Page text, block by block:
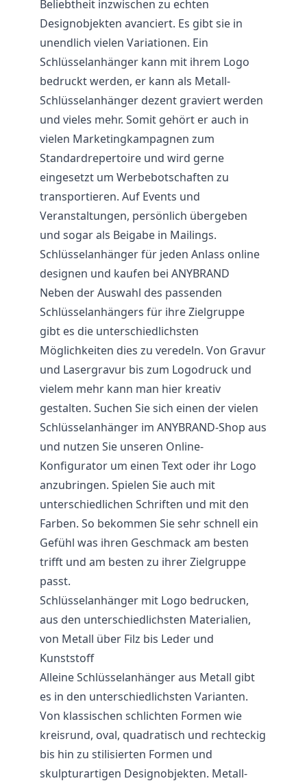
Beliebtheit inzwischen zu echten
Designobjekten avanciert. Es gibt sie in
unendlich vielen Variationen. Ein
Schlüsselanhänger kann mit ihrem Logo
bedruckt werden, er kann als Metall-
Schlüsselanhänger dezent graviert werden
und vieles mehr. Somit gehört er auch in
vielen Marketingkampagnen zum
Standardrepertoire und wird gerne
eingesetzt um Werbebotschaften zu
transportieren. Auf Events und
Veranstaltungen, persönlich übergeben
und sogar als Beigabe in Mailings.
Schlüsselanhänger für jeden Anlass online
designen und kaufen bei ANYBRAND
Neben der Auswahl des passenden
Schlüsselanhängers für ihre Zielgruppe
gibt es die unterschiedlichsten
Möglichkeiten dies zu veredeln. Von Gravur
und Lasergravur bis zum Logodruck und
vielem mehr kann man hier kreativ
gestalten. Suchen Sie sich einen der vielen
Schlüsselanhänger im ANYBRAND-Shop aus
und nutzen Sie unseren Online-
Konfigurator um einen Text oder ihr Logo
anzubringen. Spielen Sie auch mit
unterschiedlichen Schriften und mit den
Farben. So bekommen Sie sehr schnell ein
Gefühl was ihren Geschmack am besten
trifft und am besten zu ihrer Zielgruppe
passt.
Schlüsselanhänger mit Logo bedrucken,
aus den unterschiedlichsten Materialien,
von Metall über Filz bis Leder und
Kunststoff
Alleine Schlüsselanhänger aus Metall gibt
es in den unterschiedlichsten Varianten.
Von klassischen schlichten Formen wie
kreisrund, oval, quadratisch und rechteckig
bis hin zu stilisierten Formen und
skulpturartigen Designobjekten. Metall-